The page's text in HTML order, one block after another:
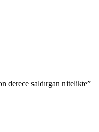
derece saldırgan nitelikte”